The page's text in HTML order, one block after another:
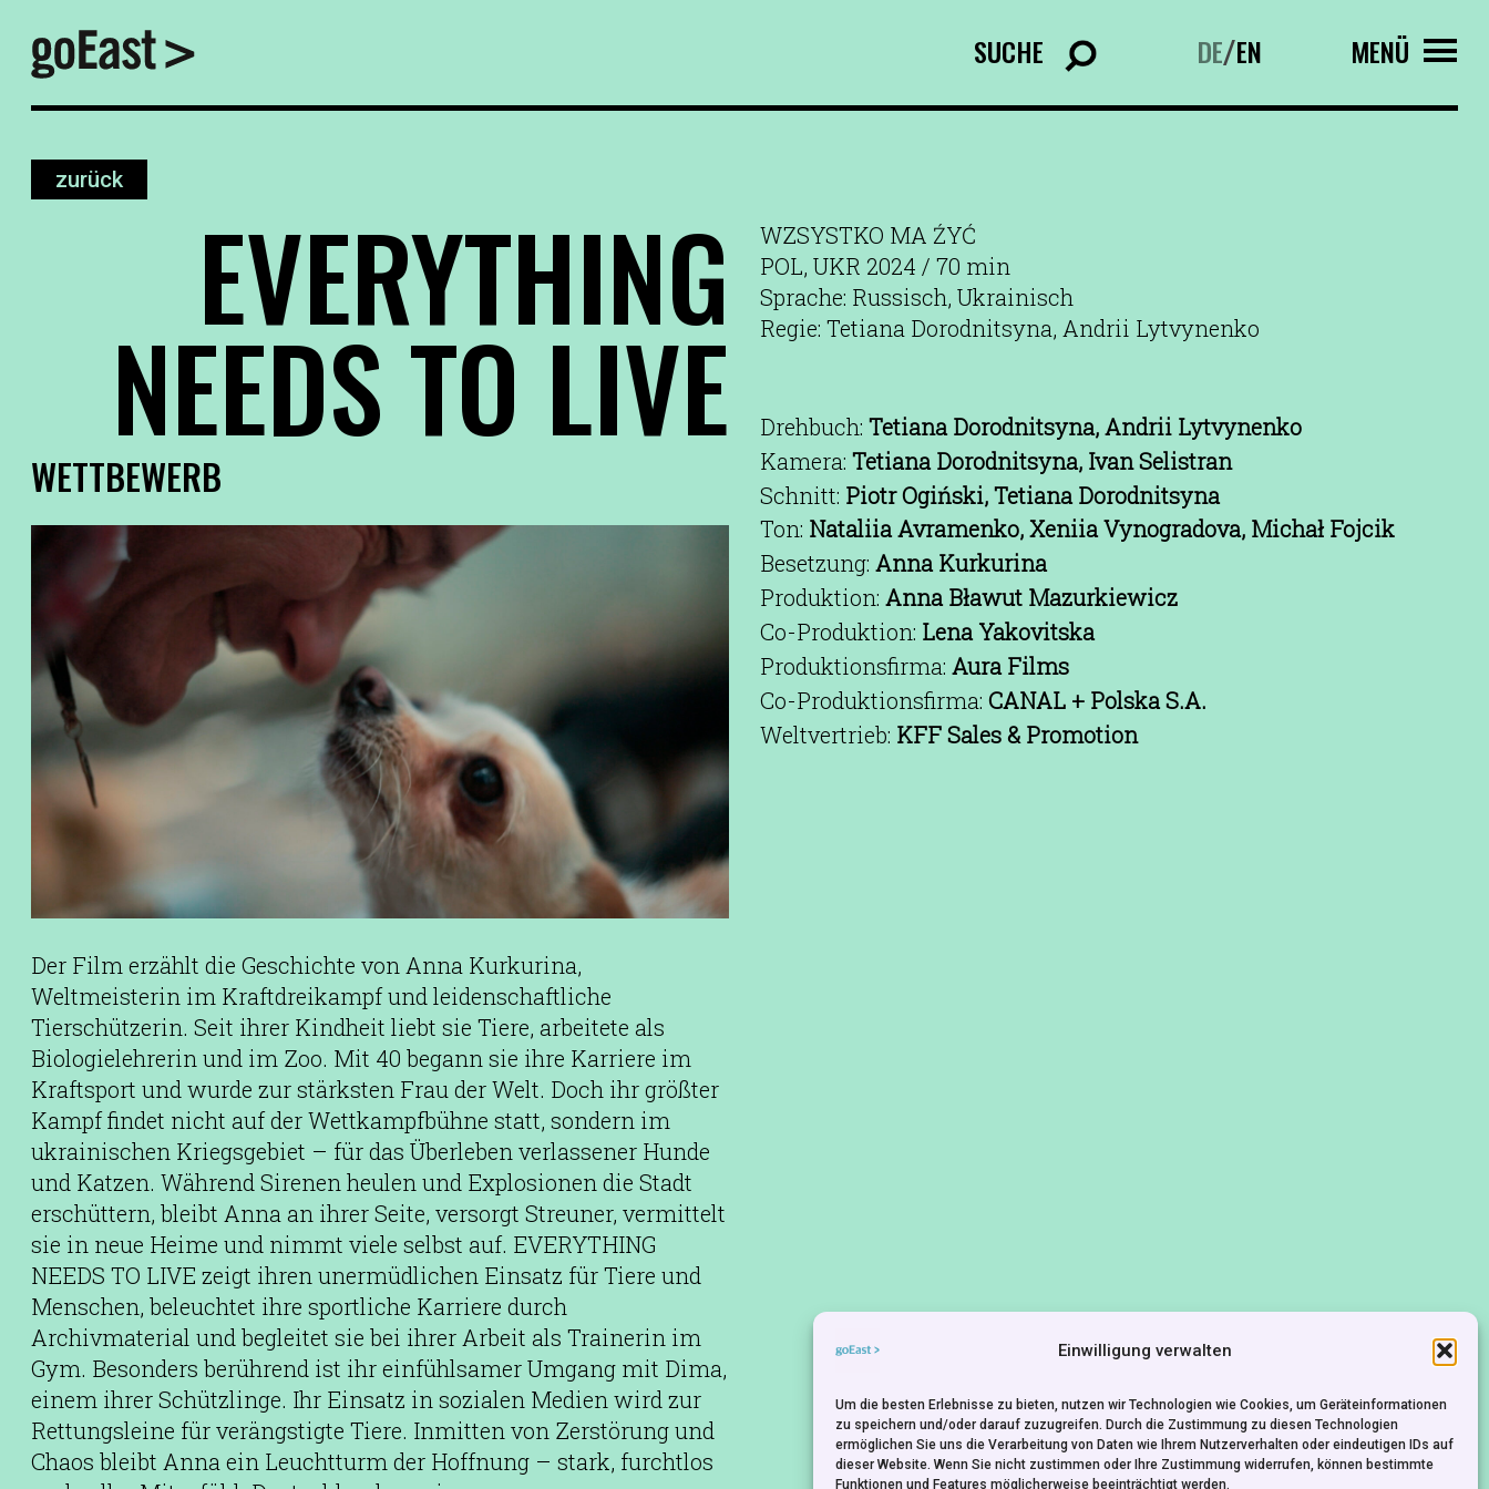
Einwilligung verwalten
Um die besten Erlebnisse zu bieten, nutzen wir Technologien wie Cookies, um Geräteinformationen
zu speichern und/oder darauf zuzugreifen. Durch die Zustimmung zu diesen Technologien
ermöglichen Sie uns die Verarbeitung von Daten wie Ihrem Nutzerverhalten oder eindeutigen IDs auf
dieser Website. Wenn Sie nicht zustimmen oder Ihre Zustimmung widerrufen, können bestimmte
Funktionen und Features möglicherweise beeinträchtigt werden.
SUCHE DE/EN MENÜ
zurück
EVERYTHING
NEEDS TO LIVE
WETTBEWERB
Der Film erzählt die Geschichte von Anna Kurkurina,
Weltmeisterin im Kraftdreikampf und leidenschaftliche
Tierschützerin. Seit ihrer Kindheit liebt sie Tiere, arbeitete als
Biologielehrerin und im Zoo. Mit 40 begann sie ihre Karriere im
Kraftsport und wurde zur stärksten Frau der Welt. Doch ihr größter
Kampf findet nicht auf der Wettkampfbühne statt, sondern im
ukrainischen Kriegsgebiet – für das Überleben verlassener Hunde
und Katzen. Während Sirenen heulen und Explosionen die Stadt
erschüttern, bleibt Anna an ihrer Seite, versorgt Streuner, vermittelt
sie in neue Heime und nimmt viele selbst auf. EVERYTHING
NEEDS TO LIVE zeigt ihren unermüdlichen Einsatz für Tiere und
Menschen, beleuchtet ihre sportliche Karriere durch
Archivmaterial und begleitet sie bei ihrer Arbeit als Trainerin im
Gym. Besonders berührend ist ihr einfühlsamer Umgang mit Dima,
einem ihrer Schützlinge. Ihr Einsatz in sozialen Medien wird zur
Rettungsleine für verängstigte Tiere. Inmitten von Zerstörung und
Chaos bleibt Anna ein Leuchtturm der Hoffnung – stark, furchtlos
WZSYSTKO MA ŹYĆ
POL, UKR 2024 / 70 min
Sprache: Russisch, Ukrainisch
Regie: Tetiana Dorodnitsyna, Andrii Lytvynenko
Drehbuch: Tetiana Dorodnitsyna, Andrii Lytvynenko
Kamera: Tetiana Dorodnitsyna, Ivan Selistran
Schnitt: Piotr Ogiński, Tetiana Dorodnitsyna
Ton: Nataliia Avramenko, Xeniia Vynogradova, Michał Fojcik
Besetzung: Anna Kurkurina
Produktion: Anna Bławut Mazurkiewicz
Co-Produktion: Lena Yakovitska
Produktionsfirma: Aura Films
Co-Produktionsfirma: CANAL + Polska S.A.
Weltvertrieb: KFF Sales & Promotion